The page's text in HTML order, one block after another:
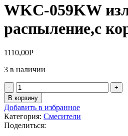
WKC-059KW
распыление,с
1110,00Р
3 в наличии
Количество
товара
WKC-
059KW
излив
с
В корзину
Добавить в избранное
Категория: Смесители
Поделиться: